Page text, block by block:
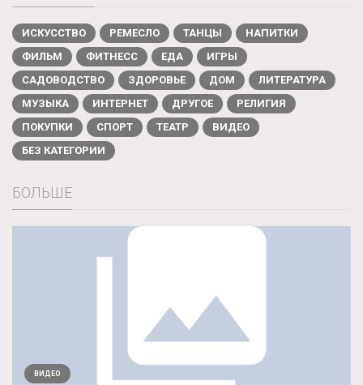
ИСКУССТВО РЕМЕСЛО ТАНЦЫ
НАПИТКИ
ФИЛЬМ
ФИТНЕСС ЕДА
ИГРЫ
САДОВОДСТВО
ЗДОРОВЬЕ ДОМ
ЛИТЕРАТУРА
МУЗЫКА
ИНТЕРНЕТ ДРУГОЕ
РЕЛИГИЯ
ПОКУПКИ
СПОРТ ТЕАТР
ВИДЕО
БЕЗ КАТЕГОРИИ
БОЛЬШЕ
ВИДЕО